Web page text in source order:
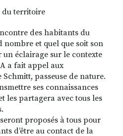
du territoire
des habitants du
et quel que soit son
éclairage sur le contexte
a fait appel aux
passeuse de nature.
ses connaissances
les partagera avec tous les
proposés à tous pour
d’être au contact de la